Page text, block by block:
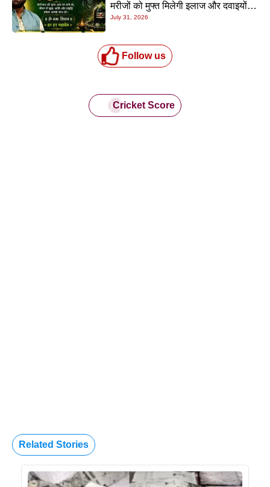
मरीजों को मुफ्त मिलेगी इलाज और दवाइयों
की सुविधा
July 31, 2026
Follow us
Cricket Score
Related Stories